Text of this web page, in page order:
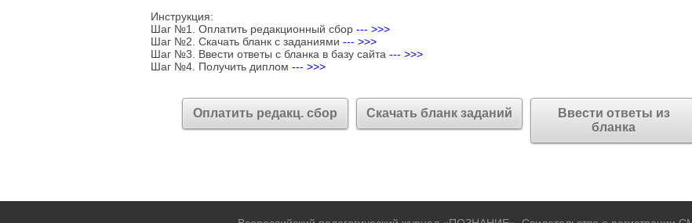
Инструкция:
Шаг №1. Оплатить редакционный сбор --- >>>
Шаг №2. Скачать бланк с заданиями --- >>>
Шаг №3. Ввести ответы с бланка в базу сайта --- >>>
Шаг №4. Получить диплом --- >>>
Оплатить редакц. сбор Скачать бланк заданий
Ввести ответы из
бланка